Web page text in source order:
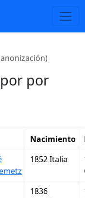
por
Nacimiento
1852 Italia
1836